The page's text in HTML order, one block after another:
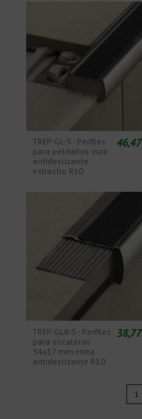
TREP-GL-S - Perfiles
para peldaños inox
antideslizante
estrecho R10
TREP-GLK-S - Perfiles
para escaleras
34x17 mm cinta
antideslizante R10
1